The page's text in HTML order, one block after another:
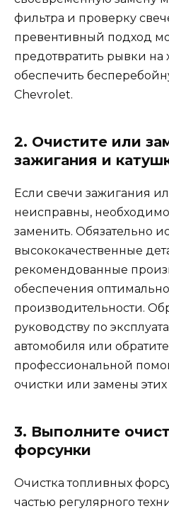
фильтра и проверку
превентивный подход
предотвратить рывки на
обеспечить
Chevrolet.
2. Очистите или
зажигания и
Если свечи зажигания
неисправны,
заменить. Обязательно
высококачественные
рекомендованные
обеспечения
производительности.
руководству по
автомобиля или
профессиональной
очистки или замены
3. Выполните
форсунки
Очистка топливных
частью регулярного